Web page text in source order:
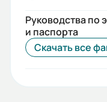
Руководства по
и паспорта
Скачать все